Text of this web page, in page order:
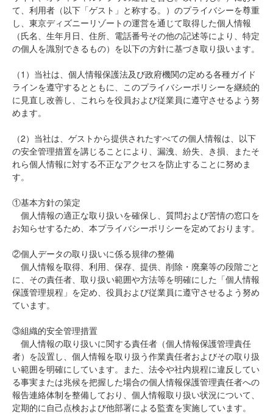
て、利用者（以下「ゲスト」と称する。）のプライバシーを尊重
し、東京ディズニーリゾートの運営を通じて取得した個人情報
（氏名、生年月日、住所、電話番号その他の記述等により、特定
の個人を識別できるもの）を以下の方針に基づき取り扱います。
（1）当社は、個人情報保護法及び政府機関の定める各種ガイド
ラインを遵守するとともに、このプライバシーポリシーを継続的
に見直し改善し、これらを役員および従業員に遵守させるよう努
めます。
（2）当社は、ゲストから提供されたすべての個人情報は、以下
の安全管理措置を講じることにより、漏洩、紛失、き損、またそ
れら個人情報に対する不正なアクセスを防止することに努めま
す。
①基本方針の策定
個人情報の適正な取り扱いを確保し、質問および苦情の窓口を
お知らせするため、本プライバシーポリシーを定めております。
②個人データの取り扱いに係る規律の整備
個人情報を取得、利用、保存、提供、削除・廃棄等の段階ごと
に、その責任者、取り扱い範囲や方法等を明確にした「個人情報
保護管理規程」を定め、役員および従業員に遵守させるよう努め
ています。
③組織的安全管理措置
個人情報の取り扱いに関する責任者（個人情報保護管理責任
者）を設置し、個人情報を取り扱う作業責任者およびその取り扱
い範囲を明確にしています。また、法令や社内規程に違反してい
る事実または兆候を把握した場合の個人情報保護管理責任者への
報告連絡体制を整備しており、個人情報取り扱い状況について、
定期的に自己点検および他部署による監査を実施しています。